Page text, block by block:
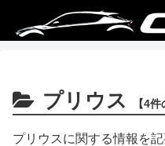
プリウス 【4件
プリウスに関する情報を記